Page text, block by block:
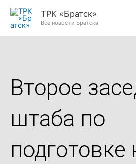
Перейти
ТРК «Братск»
Все новости Братска
Второе
штаба по
подготовке